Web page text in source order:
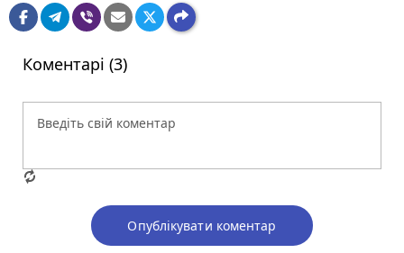
Коментарі (3)
Опублікувати коментар